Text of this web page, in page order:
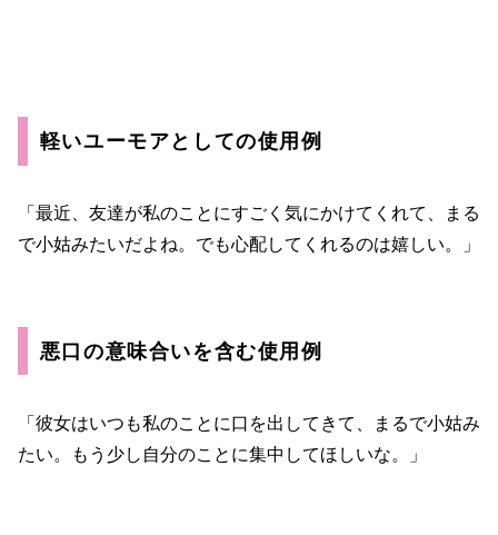
軽いユーモアとしての使用例
「最近、友達が私のことにすごく気にかけてくれて、まる
で小姑みたいだよね。でも心配してくれるのは嬉しい。」
悪口の意味合いを含む使用例
「彼女はいつも私のことに口を出してきて、まるで小姑み
たい。もう少し自分のことに集中してほしいな。」